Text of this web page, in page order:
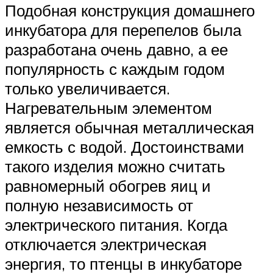
Подобная конструкция домашнего
инкубатора для перепелов была
разработана очень давно, а ее
популярность с каждым годом
только увеличивается.
Нагревательным элементом
является обычная металлическая
емкость с водой. Достоинствами
такого изделия можно считать
равномерный обогрев яиц и
полную независимость от
электрического питания. Когда
отключается электрическая
энергия, то птенцы в инкубаторе